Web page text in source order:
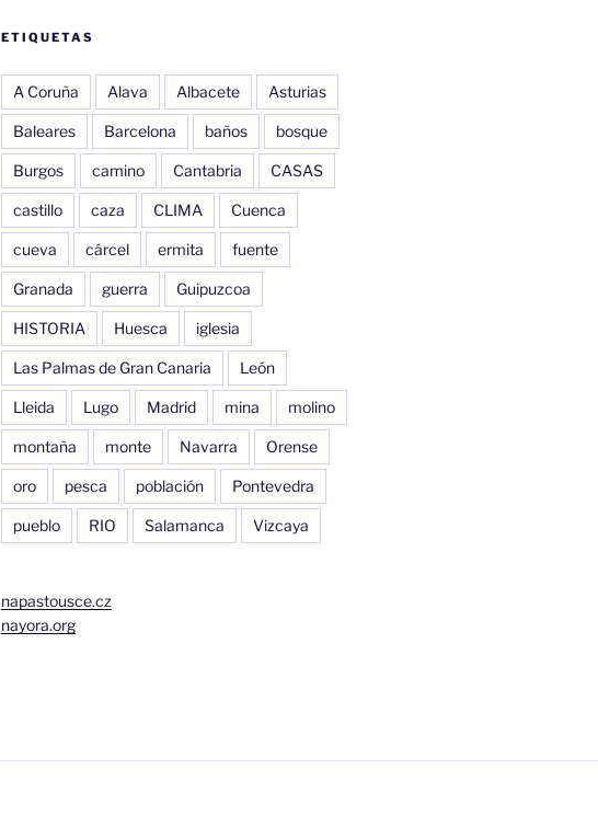
ETIQUETAS
A Coruña Alava Albacete Asturias
Baleares Barcelona baños bosque
Burgos camino Cantabria CASAS
castillo caza CLIMA Cuenca
cueva cárcel ermita fuente
Granada guerra Guipuzcoa
HISTORIA Huesca iglesia
Las Palmas de Gran Canaria León
Lleida Lugo Madrid mina molino
montaña monte Navarra Orense
oro pesca población Pontevedra
pueblo RIO Salamanca Vizcaya
napastousce.cz
nayora.org